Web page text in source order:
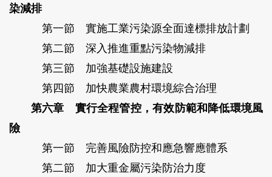
染減排
第一節 實施工業污染源全面達標排放計劃
第二節 深入推進重點污染物減排
第三節 加強基礎設施建設
第四節 加快農業農村環境綜合治理
第六章 實行全程管控，有效防範和降低環境風
險
第一節 完善風險防控和應急響應體系
第二節 加大重金屬污染防治力度